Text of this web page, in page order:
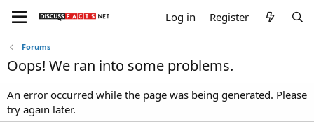
Log in Register
Forums
Oops! We ran into some problems.
An error occurred while the page was being generated. Please
try again later.